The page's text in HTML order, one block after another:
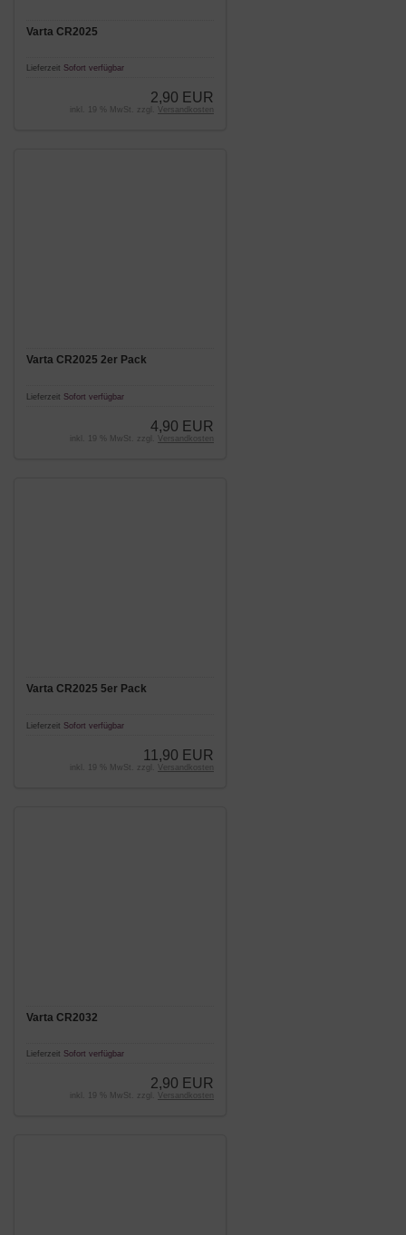
Varta CR2025
Lieferzeit Sofort verfügbar
2,90 EUR
inkl. 19 % MwSt. zzgl. Versandkosten
Varta CR2025 2er Pack
Lieferzeit Sofort verfügbar
4,90 EUR
inkl. 19 % MwSt. zzgl. Versandkosten
Varta CR2025 5er Pack
Lieferzeit Sofort verfügbar
11,90 EUR
inkl. 19 % MwSt. zzgl. Versandkosten
Varta CR2032
Lieferzeit Sofort verfügbar
2,90 EUR
inkl. 19 % MwSt. zzgl. Versandkosten